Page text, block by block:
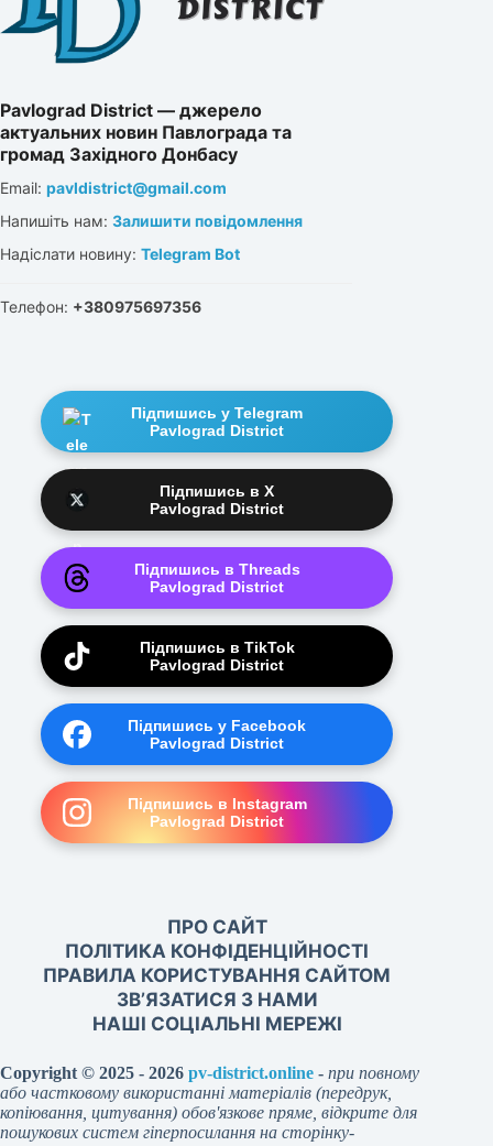
Pavlograd District — джерело
актуальних новин Павлограда та
громад Західного Донбасу
Email: pavldistrict@gmail.com
Напишіть нам: Залишити повідомлення
Надіслати новину: Telegram Bot
Телефон: +380975697356
Підпишись у Telegram
Pavlograd District
Підпишись в X
Pavlograd District
Підпишись в Threads
Pavlograd District
Підпишись в TikTok
Pavlograd District
Підпишись у Facebook
Pavlograd District
Підпишись в Instagram
Pavlograd District
ПРО САЙТ
ПОЛІТИКА КОНФІДЕНЦІЙНОСТІ
ПРАВИЛА КОРИСТУВАННЯ САЙТОМ
ЗВ’ЯЗАТИСЯ З НАМИ
НАШІ СОЦІАЛЬНІ МЕРЕЖІ
Copyright © 2025 - 2026 pv-district.online - при повному
або частковому використанні матеріалів (передрук,
копіювання, цитування) обов'язкове пряме, відкрите для
пошукових систем гіперпосилання на сторінку-